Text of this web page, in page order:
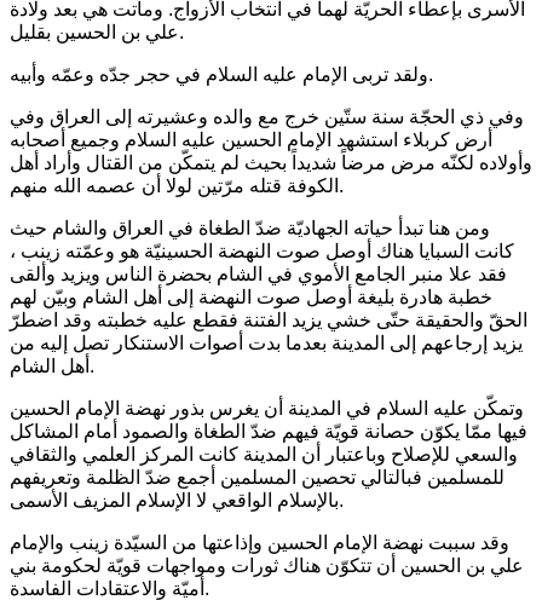
الأسرى بإعطاء الحريّة لهما في انتخاب الأزواج. وماتت هي بعد ولادة
علي بن الحسين بقليل.
ولقد تربى الإمام عليه السلام في حجر جدّه وعمّه وأبيه.
وفي ذي الحجّة سنة ستّين خرج مع والده وعشيرته إلى العراق وفي
أرض كربلاء استشهد الإمام الحسين عليه السلام وجميع أصحابه
وأولاده لكنّه مرض مرضاً شديداً بحيث لم يتمكّن من القتال وأراد أهل
الكوفة قتله مرّتين لولا أن عصمه الله منهم.
ومن هنا تبدأ حياته الجهاديّة ضدّ الطغاة في العراق والشام حيث
كانت السبايا هناك أوصل صوت النهضة الحسينيّة هو وعمّته زينب ،
فقد علا منبر الجامع الأموي في الشام بحضرة الناس ويزيد وألقى
خطبة هادرة بليغة أوصل صوت النهضة إلى أهل الشام وبيّن لهم
الحقّ والحقيقة حتّى خشي يزيد الفتنة فقطع عليه خطبته وقد اضطرّ
يزيد إرجاعهم إلى المدينة بعدما بدت أصوات الاستنكار تصل إليه من
أهل الشام.
وتمكّن عليه السلام في المدينة أن يغرس بذور نهضة الإمام الحسين
فيها ممّا يكوّن حصانة قويّة فيهم ضدّ الطغاة والصمود أمام المشاكل
والسعي للإصلاح وباعتبار أن المدينة كانت المركز العلمي والثقافي
للمسلمين فبالتالي تحصين المسلمين أجمع ضدّ الظلمة وتعريفهم
بالإسلام الواقعي لا الإسلام المزيف الأسمى.
وقد سببت نهضة الإمام الحسين وإذاعتها من السيّدة زينب والإمام
علي بن الحسين أن تتكوّن هناك ثورات ومواجهات قويّة لحكومة بني
أميّة والاعتقادات الفاسدة.